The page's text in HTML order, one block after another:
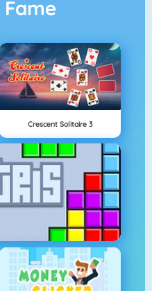
Fame
Crescent Solitaire 3